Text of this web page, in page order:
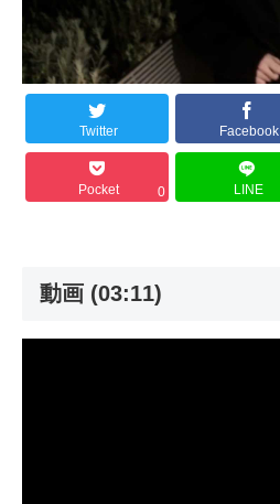
Twitter Facebook
Pocket 0 LINE
動画 (03:11)